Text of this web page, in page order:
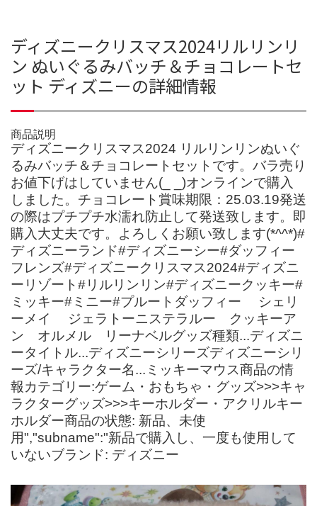
ディズニークリスマス2024リルリンリ
ン ぬいぐるみバッチ＆チョコレートセ
ット ディズニーの詳細情報
商品説明
ディズニークリスマス2024 リルリンリンぬいぐ
るみバッチ＆チョコレートセットです。バラ売り
お値下げはしていません(_ _)オンラインで購入
しました。チョコレート賞味期限：25.03.19発送
の際はプチプチ水濡れ防止して発送致します。即
購入大丈夫です。よろしくお願い致します(*^^*)#
ディズニーランド#ディズニーシー#ダッフィー
フレンズ#ディズニークリスマス2024#ディズニ
ーリゾート#リルリンリン#ディズニークッキー#
ミッキー#ミニー#プルートダッフィー シェリ
ーメイ ジェラトーニステラルー クッキーア
ン オルメル リーナベルグッズ種類...ディズニ
ータイトル...ディズニーシリーズディズニーシリ
ーズ/キャラクター名...ミッキーマウス商品の情
報カテゴリー:ゲーム・おもちゃ・グッズ>>>キャ
ラクターグッズ>>>キーホルダー・アクリルキー
ホルダー商品の状態: 新品、未使
用","subname":"新品で購入し、一度も使用して
いないブランド: ディズニー